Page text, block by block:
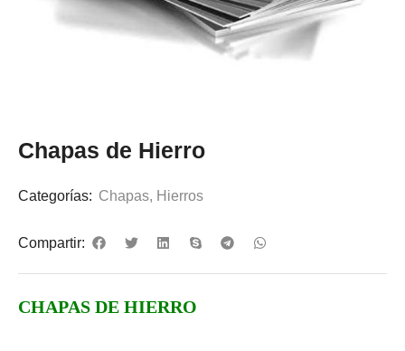
Chapas de Hierro
Categorías: Chapas, Hierros
Compartir:
CHAPAS DE HIERRO